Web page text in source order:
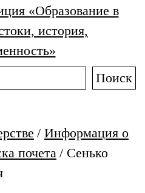
«Образование в
история,
Поиск
/ Информация о
почета/ Сенько